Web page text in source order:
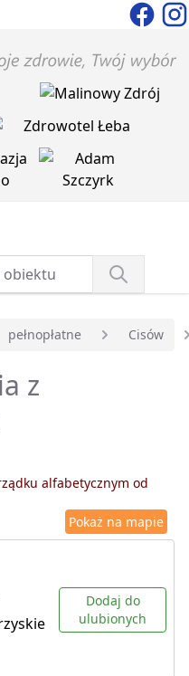
pełnopłatne Cisów
z
alfabetycznym od
Pokaż na mapie
Dodaj do
ulubionych